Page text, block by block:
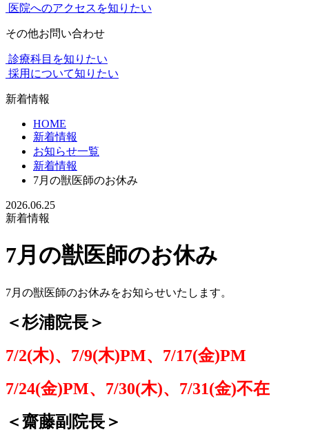
医院へのアクセスを知りたい
その他お問い合わせ
診療科目を知りたい
採用について知りたい
新着情報
HOME
新着情報
お知らせ一覧
新着情報
7月の獣医師のお休み
2026.06.25
新着情報
7月の獣医師のお休み
7月の獣医師のお休みをお知らせいたします。
＜杉浦院長＞
7/2(木)、7/9(木)PM、7/17(金)PM
7/24(金)PM、7/30(木)、7/31(金)不在
＜齋藤副院長＞